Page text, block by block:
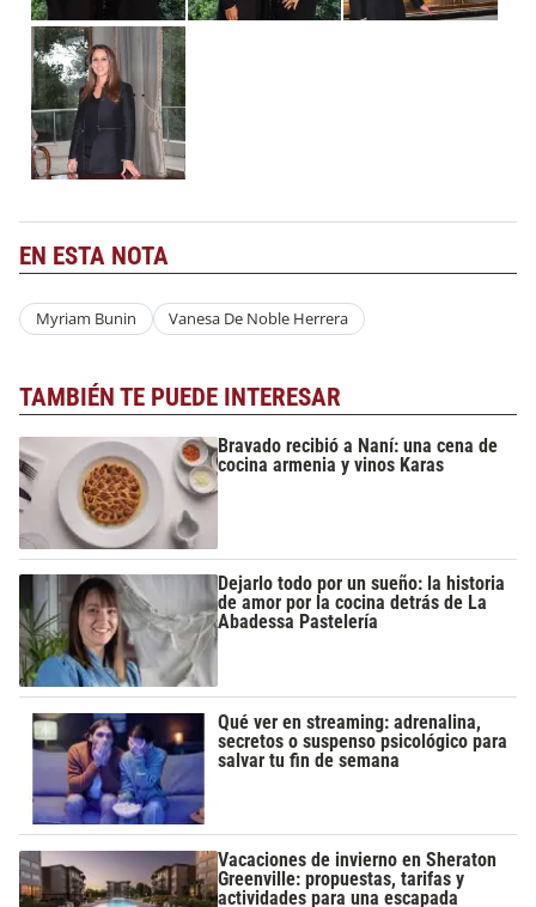
EN ESTA NOTA
Myriam Bunin Vanesa De Noble Herrera
TAMBIÉN TE PUEDE INTERESAR
Bravado recibió a Naní: una cena de
cocina armenia y vinos Karas
Dejarlo todo por un sueño: la historia
de amor por la cocina detrás de La
Abadessa Pastelería
Qué ver en streaming: adrenalina,
secretos o suspenso psicológico para
salvar tu fin de semana
Vacaciones de invierno en Sheraton
Greenville: propuestas, tarifas y
actividades para una escapada